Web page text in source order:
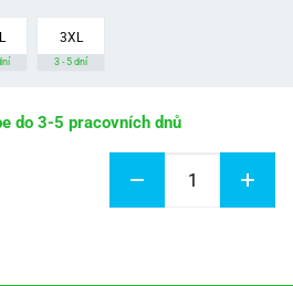
3XL
3 - 5 dní
do 3-5 pracovních dnů